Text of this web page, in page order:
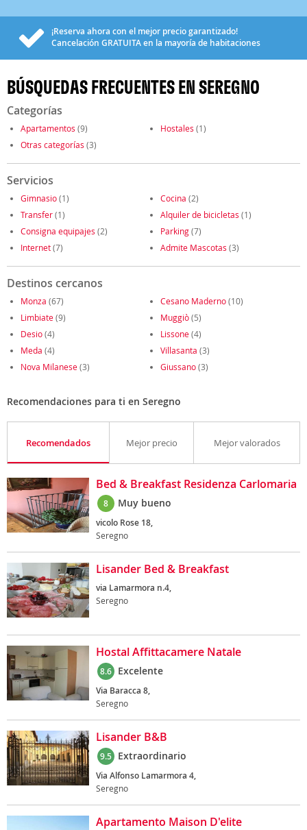
¡Reserva ahora con el mejor precio garantizado!
Cancelación GRATUITAen la mayoría de habitaciones
BÚSQUEDAS FRECUENTES EN SEREGNO
Categorías
Apartamentos (9) Hostales (1)
Otras categorías (3)
Servicios
Gimnasio(1) Cocina (2)
Transfer(1) Alquiler de bicicletas (1)
Consigna equipajes (2) Parking(7)
Internet(7) Admite Mascotas (3)
Destinos cercanos
Monza (67) Cesano Maderno(10)
Limbiate(9) Muggiò(5)
Desio(4) Lissone(4)
Meda (4) Villasanta (3)
Nova Milanese(3) Giussano(3)
Recomendaciones para ti en Seregno
Recomendados Mejor precio Mejor valorados
Bed & Breakfast Residenza Carlomaria
8 Muy bueno
vicolo Rose 18,
Seregno
Lisander Bed & Breakfast
via Lamarmora n.4,
Seregno
Hostal Affittacamere Natale
8.6 Excelente
Via Baracca 8,
Seregno
Lisander B&B
9.5 Extraordinario
Via Alfonso Lamarmora 4,
Seregno
Apartamento Maison D'elite